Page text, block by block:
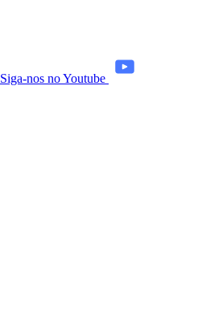
Siga-nos no Youtube